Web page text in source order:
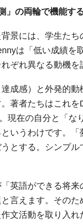
」の両輪で機能す
景には、学生た
は「低い成績を
ぞれ異なる動機を
成感）と外発的
著者たちはこれ
現在の自分と「
いうわけです。
とする。シンプ
英語ができる将
言えます。その
文活動を取り入